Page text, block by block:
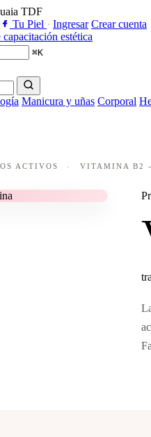
TDF
Tu Piel · Ingresar Crear cuenta
estética
⌘K
Manicura y uñas Corporal
ACTIVOS › VITAMINA B2